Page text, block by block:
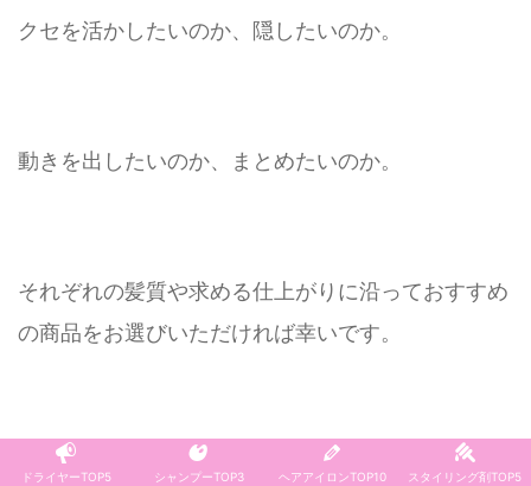
クセを活かしたいのか、隠したいのか。
動きを出したいのか、まとめたいのか。
それぞれの髪質や求める仕上がりに沿っておすすめ
の商品をお選びいただければ幸いです。
ドライヤーTOP5 シャンプーTOP3 ヘアアイロンTOP10 スタイリング剤TOP5